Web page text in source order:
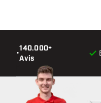
•
140.000+
Avis